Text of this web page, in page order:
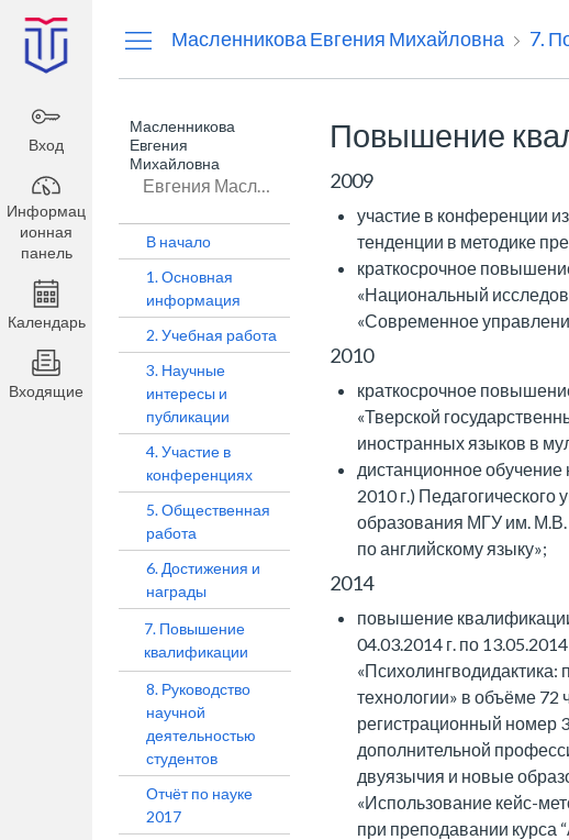
панель
Вход
Информац
ионная
панель
Календарь
Входящие
Масленникова Евгения Михайловна 7.
Масленникова
Евгения
Михайловна
Евгения Масленникова
В начало
1. Основная
информация
2. Учебная работа
3. Научные
интересы и
публикации
4. Участие в
конференциях
5. Общественная
работа
6. Достижения и
награды
7. Повышение
квалификации
8. Руководство
научной
деятельностью
студентов
Отчёт по науке
2017
Повышение
2009
участие в конференции
тенденции в методике
краткосрочное
«Национальный
«Современное
2010
краткосрочное
«Тверской
иностранных языков в
дистанционное
2010 г.) Педагогического
образования МГУ им. М.В.
по английскому языку»;
2014
повышение
04.03.2014 г. по
технологии» в объёме
регистрационный номер
дополнительной
двуязычия и новые
«Использование кейс-
при преподавании курса